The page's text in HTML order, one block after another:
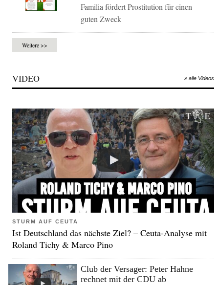
Familia fördert Prostitution für einen
guten Zweck
Weitere >>
VIDEO » alle Videos
STURM AUF CEUTA
Ist Deutschland das nächste Ziel? – Ceuta-Analyse mit
Roland Tichy & Marco Pino
Club der Versager: Peter Hahne
rechnet mit der CDU ab